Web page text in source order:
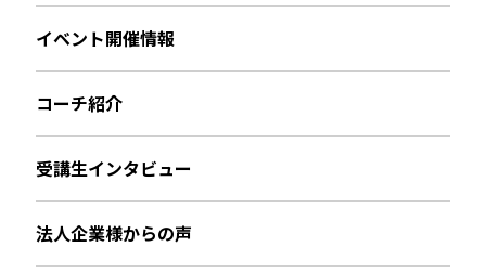
イベント開催情報
コーチ紹介
受講生インタビュー
法人企業様からの声